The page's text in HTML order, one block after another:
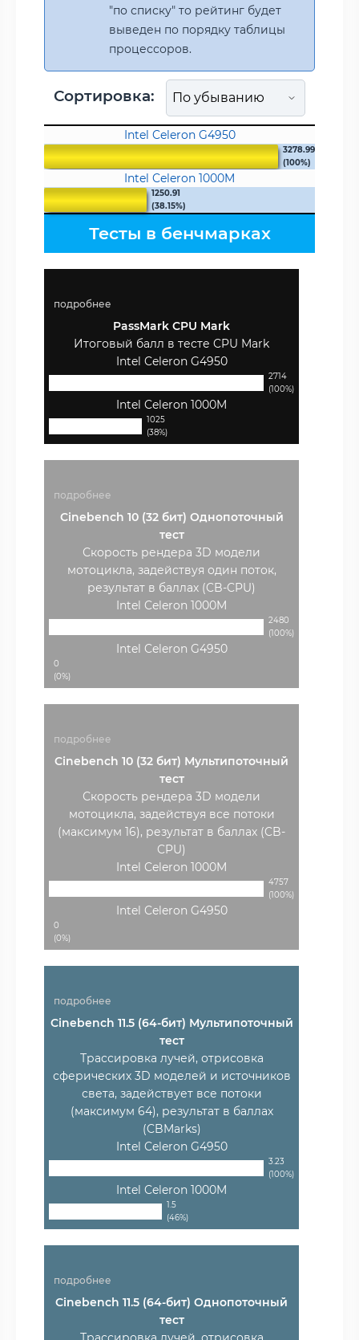
"по списку" то рейтинг будет
выведен по порядку таблицы
процессоров.
Сортировка:
Intel Celeron G4950
3278.99
(100%)
Intel Celeron 1000M
1250.91
(38.15%)
Тесты в бенчмарках
подробнее
PassMark CPU Mark
Итоговый балл в тесте CPU Mark
Intel Celeron G4950
2714
(100%)
Intel Celeron 1000M
1025
(38%)
подробнее
Cinebench 10 (32 бит) Однопоточный
тест
Скорость рендера 3D модели
мотоцикла, задействуя один поток,
результат в баллах (CB-CPU)
Intel Celeron 1000M
2480
(100%)
Intel Celeron G4950
0
(0%)
подробнее
Cinebench 10 (32 бит) Мультипоточный
тест
Скорость рендера 3D модели
мотоцикла, задействуя все потоки
(максимум 16), результат в баллах (CB-
CPU)
Intel Celeron 1000M
4757
(100%)
Intel Celeron G4950
0
(0%)
подробнее
Cinebench 11.5 (64-бит) Мультипоточный
тест
Трассировка лучей, отрисовка
сферических 3D моделей и источников
света, задействует все потоки
(максимум 64), результат в баллах
(CBMarks)
Intel Celeron G4950
3.23
(100%)
Intel Celeron 1000M
1.5
(46%)
подробнее
Cinebench 11.5 (64-бит) Однопоточный
тест